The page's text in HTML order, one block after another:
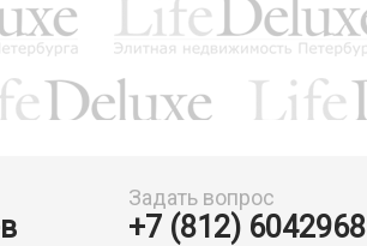
Задать вопрос
+7 (812) 6042968